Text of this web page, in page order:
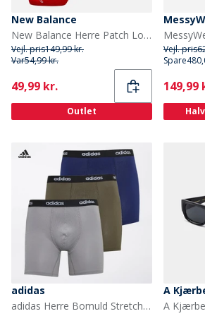
New Balance
New Balance Herre Patch Logo Tre Pak Crew Sokker Hvid/Rød
Vejl. pris149,99 kr.
Var54,99 kr.
Current
49,99 kr.
Outlet
Vejl. pris
Spare
149,99
adidas
adidas Herre Bomuld Stretch Tre Pak Boxer Shorts Navy/Grå/Olive
A
A